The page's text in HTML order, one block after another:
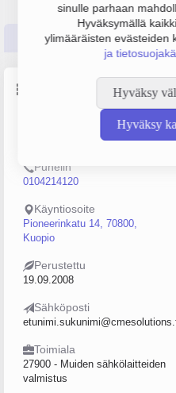
sinulle parhaan
Hyväksymällä
ylimääräisten evästeiden
ja
Hyväksy
Hyväksy
Perustiedot
Puhelin
0104214120
Käyntiosoite
Pioneerinkatu 14, 70800,
Kuopio
Perustettu
19.09.2008
Sähköposti
Toimiala
27900 - Muiden sähkölaitteiden
valmistus